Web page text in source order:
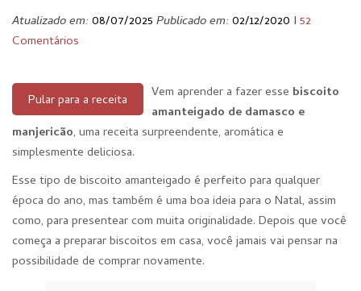
Atualizado em:08/07/2025 Publicado em:02/12/2020 I 52
Comentários
Pular para a receita Vem aprender a fazer esse biscoito
amanteigado de damasco e
manjericão, uma receita surpreendente, aromática e
simplesmente deliciosa.
Esse tipo de biscoito amanteigado é perfeito para qualquer
época do ano, mas também é uma boa ideia para o Natal, assim
como, para presentear com muita originalidade. Depois que você
começa a preparar biscoitos em casa, você jamais vai pensar na
possibilidade de comprar novamente.